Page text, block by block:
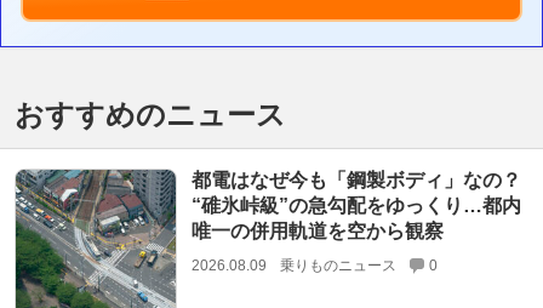
おすすめのニュース
都電はなぜ今も「鋼製ボディ」なの？
“碓氷峠級”の急勾配をゆっくり…都内
唯一の併用軌道を空から観察
2026.08.09 乗りものニュース 0